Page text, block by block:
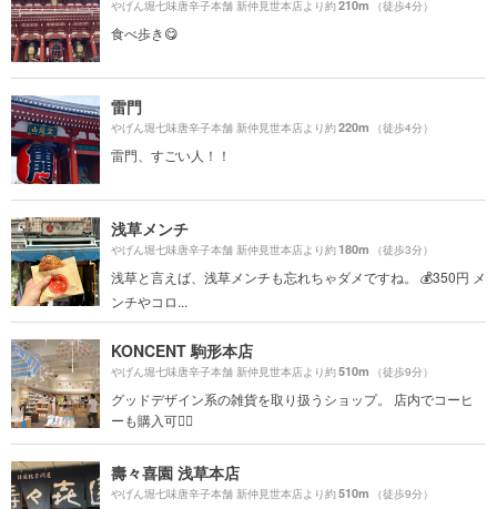
やげん堀七味唐辛子本舗 新仲見世本店より約210m （徒歩4分）
食べ歩き😋
雷門
やげん堀七味唐辛子本舗 新仲見世本店より約220m （徒歩4分）
雷門、すごい人！！
浅草メンチ
やげん堀七味唐辛子本舗 新仲見世本店より約180m （徒歩3分）
浅草と言えば、浅草メンチも忘れちゃダメですね。 💰350円 メ
ンチやコロ...
KONCENT 駒形本店
やげん堀七味唐辛子本舗 新仲見世本店より約510m （徒歩9分）
グッドデザイン系の雑貨を取り扱うショップ。 店内でコーヒ
ーも購入可🙆‍♀️
壽々喜園 浅草本店
やげん堀七味唐辛子本舗 新仲見世本店より約510m （徒歩9分）